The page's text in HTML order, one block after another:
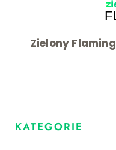
Zielony Flaming
KATEGORIE